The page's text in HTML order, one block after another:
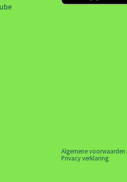
Algemene voorwaarden
Privacy verklaring